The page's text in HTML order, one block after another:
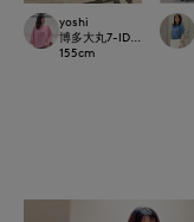
yoshi
博多大丸7-IDconcept.
155cm